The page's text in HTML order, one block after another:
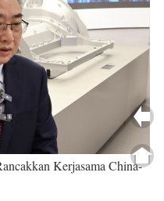
Kerjasama China-